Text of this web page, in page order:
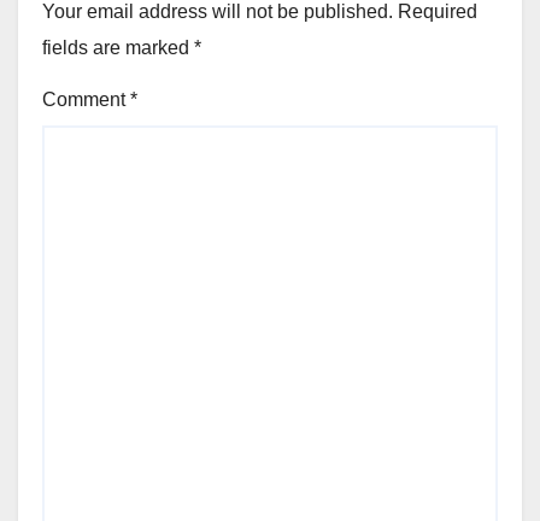
Your email address will not be published. Required
fields are marked *
Comment*